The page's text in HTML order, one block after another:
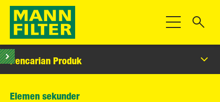
Beralih
Pencarian Produk
Elemen sekunder